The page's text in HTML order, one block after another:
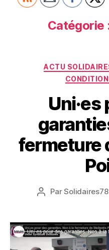
Catégorie
ACTU
Uni·es
fermeture
Auteur
ParSolidaires78